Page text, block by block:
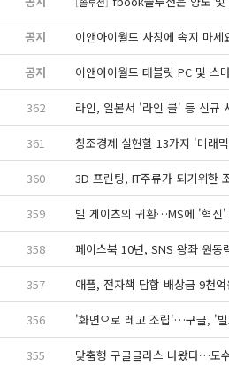
공지 이앤아이월드 사칭에 속지 마세
공지 이앤아이월드 태블릿 PC 및 스
362 라인, 일본서 '라인 콜' 등 신규
361 창조경제 실현할 13가지 '미래
360 3D 프린팅, IT주류가 되기위한
359 빌 게이츠의 귀환…MS에 '혁신'
358 페이스북 10년, SNS 왕좌 원동
357 애플, 전자책 담합 배상금 9천
356 '화면으로 레고 조립'…구글, '빌
355 맞춤형 구글글라스 나왔다…도